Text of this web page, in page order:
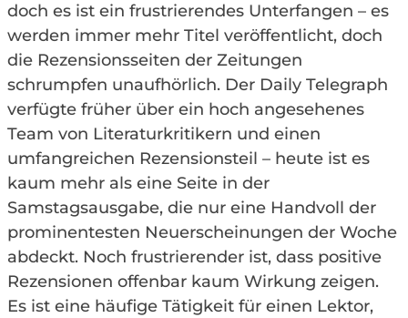
doch es ist ein frustrierendes Unterfangen – es
werden immer mehr Titel veröffentlicht, doch
die Rezensionsseiten der Zeitungen
schrumpfen unaufhörlich. Der Daily Telegraph
verfügte früher über ein hoch angesehenes
Team von Literaturkritikern und einen
umfangreichen Rezensionsteil – heute ist es
kaum mehr als eine Seite in der
Samstagsausgabe, die nur eine Handvoll der
prominentesten Neuerscheinungen der Woche
abdeckt. Noch frustrierender ist, dass positive
Rezensionen offenbar kaum Wirkung zeigen.
Es ist eine häufige Tätigkeit für einen Lektor,